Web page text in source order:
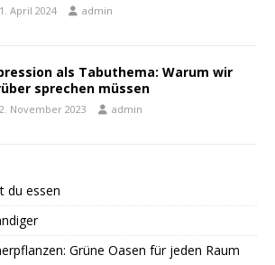
April 2024 admin
als Tabuthema: Warum wir
sprechen müssen
November 2023 admin
du essen
Grüne Oasen für jeden Raum